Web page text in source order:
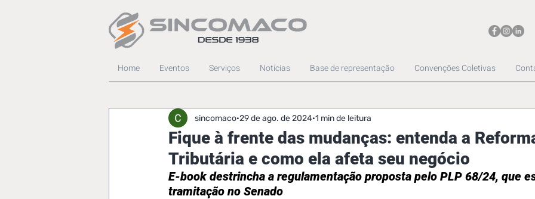
Home Eventos Serviços Notícias Base de representação Convenções Coletivas
Fique à frente das mudanças: entenda a
Tributária e como ela afeta seu negócio
sincomaco 29 de ago. de 2024 1 min de leitura
E-book destrincha a regulamentação proposta pelo PLP 68/24, que
tramitação no Senado